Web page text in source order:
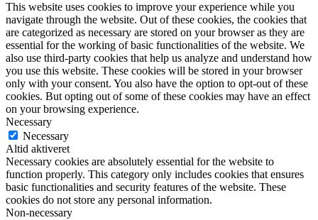
This website uses cookies to improve your experience while you
navigate through the website. Out of these cookies, the cookies that
are categorized as necessary are stored on your browser as they are
essential for the working of basic functionalities of the website. We
also use third-party cookies that help us analyze and understand how
you use this website. These cookies will be stored in your browser
only with your consent. You also have the option to opt-out of these
cookies. But opting out of some of these cookies may have an effect
on your browsing experience.
Necessary
Necessary
Altid aktiveret
Necessary cookies are absolutely essential for the website to
function properly. This category only includes cookies that ensures
basic functionalities and security features of the website. These
cookies do not store any personal information.
Non-necessary